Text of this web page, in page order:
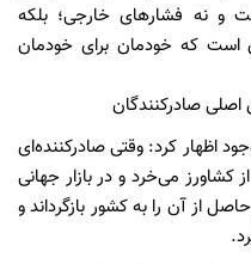
و نه فشار‌های خارجی؛ بلکه
است که خودمان برای خودمان
صادرکنندگان
اظهار کرد: وقتی صادرکننده‌ای
کشاورز می‌خرد و در بازار جهانی
از آن را به کشور بازگرداند و